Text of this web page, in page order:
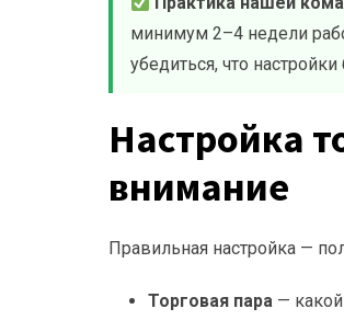
минимум 2–4 недели
убедиться, что
Настройка
внимание
Правильная настройка —
Торговая пара — какой